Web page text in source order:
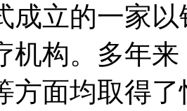
成立的一家
机构。多年
方面均取得了